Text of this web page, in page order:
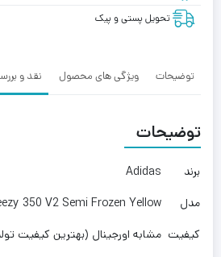
تحویل پستی و پیک
توضیحات ویژگی های محصول نقد و
توضیحات
برند
Adidas
مدل
350 V2 Semi Frozen Yellow
کیفیت مشابه اورجینال (بهترین کیفیت